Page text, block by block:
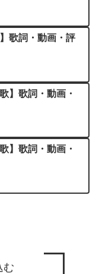
歌詞・動画・評
】歌詞・動画・
】歌詞・動画・
む